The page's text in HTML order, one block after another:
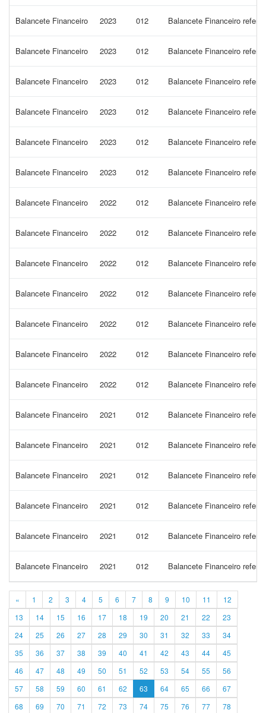
Balancete Financeiro 2023 012 Balancete Financeiro
Balancete Financeiro 2023 012 Balancete Financeiro
Balancete Financeiro 2023 012 Balancete Financeiro
Balancete Financeiro 2023 012 Balancete Financeiro
Balancete Financeiro 2023 012 Balancete Financeiro
Balancete Financeiro 2023 012 Balancete Financeiro
Balancete Financeiro 2022 012 Balancete Financeiro
Balancete Financeiro 2022 012 Balancete Financeiro
Balancete Financeiro 2022 012 Balancete Financeiro
Balancete Financeiro 2022 012 Balancete Financeiro
Balancete Financeiro 2022 012 Balancete Financeiro
Balancete Financeiro 2022 012 Balancete Financeiro
Balancete Financeiro 2022 012 Balancete Financeiro
Balancete Financeiro 2021 012 Balancete Financeiro
Balancete Financeiro 2021 012 Balancete Financeiro
Balancete Financeiro 2021 012 Balancete Financeiro
Balancete Financeiro 2021 012 Balancete Financeiro
Balancete Financeiro 2021 012 Balancete Financeiro
Balancete Financeiro 2021 012 Balancete Financeiro
« 1 2 3 4 5 6 7 8 9 10 11
12
13
14 15 16 17 18 19 20 21 22
23
24
25 26 27 28 29 30 31 32 33
34
35
36 37 38 39 40 41 42 43 44
45
46
47 48 49 50 51 52 53 54 55
56
57
58 59 60 61 62 63 64 65 66
67
68
69 70 71 72 73 74 75 76 77 78